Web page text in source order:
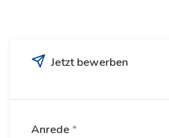
Jetzt bewerben
Anrede*